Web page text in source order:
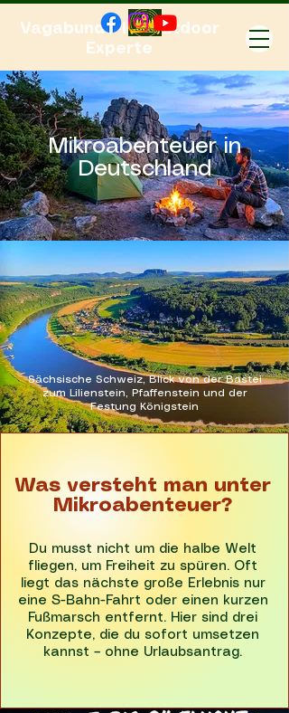
Vagabundo-Ihr Outdoor
Experte
Mikroabenteuer in
Deutschland
Sächsische Schweiz, Blick von der Bastei
zum Lilienstein, Pfaffenstein und der
Festung Königstein
Was versteht man unter
Mikroabenteuer?
Du musst nicht um die halbe Welt
fliegen, um Freiheit zu spüren. Oft
liegt das nächste große Erlebnis nur
eine S-Bahn-Fahrt oder einen kurzen
Fußmarsch entfernt. Hier sind drei
Konzepte, die du sofort umsetzen
kannst – ohne Urlaubsantrag.